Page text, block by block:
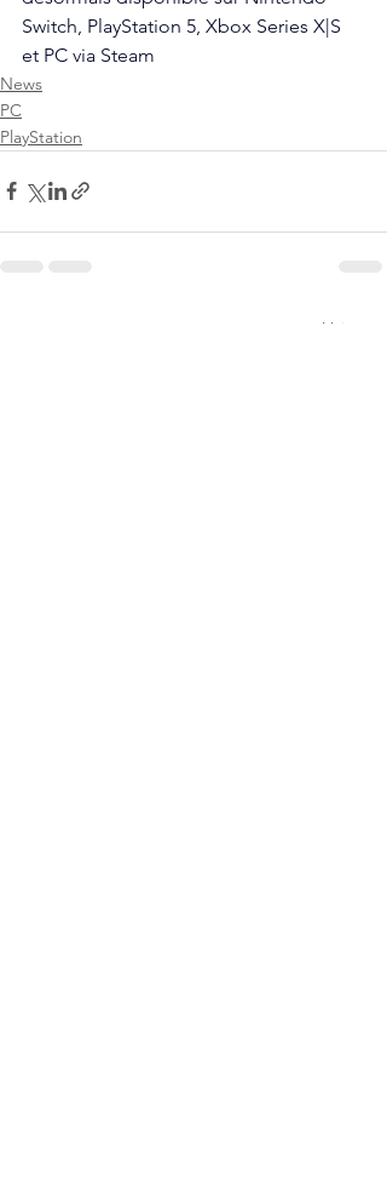
Switch, PlayStation 5, Xbox Series X|S
et PC via Steam
News
PC
PlayStation
Voir tout